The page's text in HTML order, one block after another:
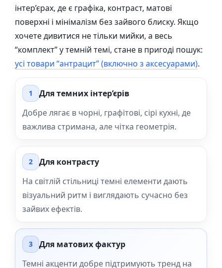
інтер’єрах, де є графіка, контраст, матові
поверхні і мінімалізм без зайвого блиску. Якщо
хочете дивитися не тільки мийки, а весь
“комплект” у темній темі, стане в пригоді пошук:
усі товари “антрацит” (включно з аксесуарами).
1
Для темних інтер’єрів
Добре лягає в чорні, графітові, сірі кухні, де
важлива стримана, але чітка геометрія.
2
Для контрасту
На світлій стільниці темні елементи дають
візуальний ритм і виглядають сучасно без
зайвих ефектів.
3
Для матових фактур
Темні акценти добре підтримують тренд на